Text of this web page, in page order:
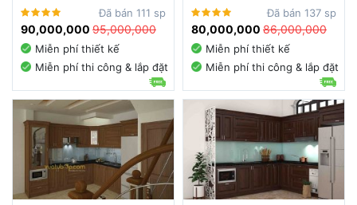
Đã bán 111 sp
90,000,000 95,000,000
Miễn phí thiết kế
Miễn phí thi công & lắp đặt
Đã bán 137 sp
80,000,000 86,000,000
Miễn phí thiết kế
Miễn phí thi công & lắp đặt